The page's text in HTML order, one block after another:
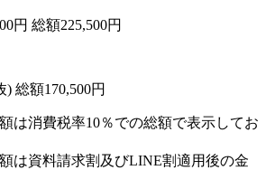
円 総額225,500円
) 総額170,500円
額は消費税率10％での総額で表示してお
額は資料請求割及びLINE割適用後の金